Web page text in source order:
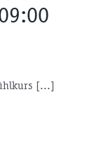
[...]